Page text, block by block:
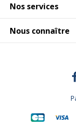
Nos services
Nous connaître